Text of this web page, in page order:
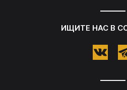
ИЩИТЕ НАС В